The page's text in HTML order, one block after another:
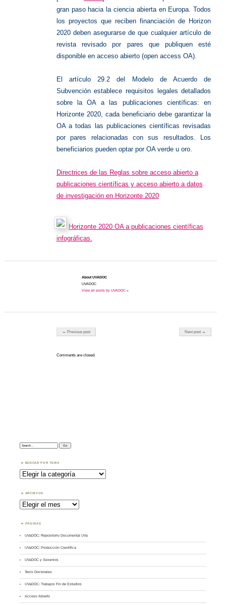
gran paso hacia la ciencia abierta en Europa. Todos
los proyectos que reciben financiación de Horizon
2020 deben asegurarse de que cualquier artículo de
revista revisado por pares que publiquen esté
disponible en acceso abierto (open access OA).
El artículo 29.2 del Modelo de Acuerdo de
Subvención establece requisitos legales detallados
sobre la OA a las publicaciones científicas: en
Horizonte 2020, cada beneficiario debe garantizar la
OA a todas las publicaciones científicas revisadas
por pares relacionadas con sus resultados.
Los
beneficiarios pueden optar por OA verde u oro.
Directrices de las Reglas sobre acceso abierto a
publicaciones científicas y acceso abierto a datos
de investigación en Horizonte 2020
Horizonte 2020 OA a publicaciones científicas
infográficas.
About UVADOC
UVADOC
View all posts by UVADOC »
Post navigation
← Previous post Next post →
Comments are closed.
Search:
BUSCAR POR TEMA
Buscar
por
Tema
ARCHIVOS
Archivos
PÁGINAS
UVaDOC: Repositorio Documental UVa
UVaDOC: Producción Científica
UVaDOC y Sexenios
Tesis Doctorales
UVaDOC: Trabajos Fin de Estudios
Acceso Abierto